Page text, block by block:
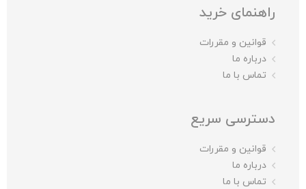
راهنمای خرید
قوانین و مقررات
درباره ما
تماس با ما
دسترسی سریع
قوانین و مقررات
درباره ما
تماس با ما